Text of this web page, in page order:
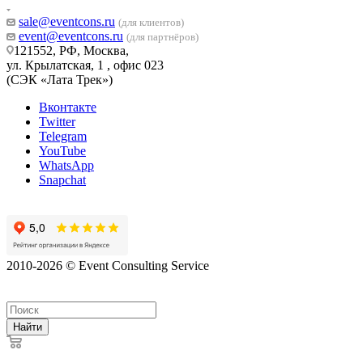
sale@eventcons.ru (для клиентов)
event@eventcons.ru (для партнёров)
121552, РФ, Москва,
ул. Крылатская, 1 , офис 023
(СЭК «Лата Трек»)
Вконтакте
Twitter
Telegram
YouTube
WhatsApp
Snapchat
2010-2026 © Event Consulting Service
Найти